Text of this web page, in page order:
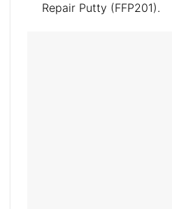
Repair Putty (FFP201).